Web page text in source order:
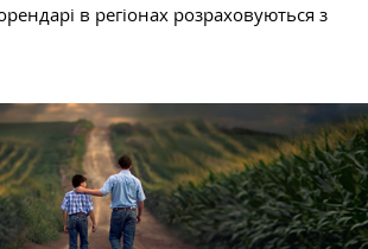
в регіонах розраховуються з